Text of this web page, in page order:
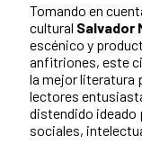
Tomando en
cultural Salvador
escénico y
anfitriones, este
la mejor literatura
lectores
distendido ideado
sociales,